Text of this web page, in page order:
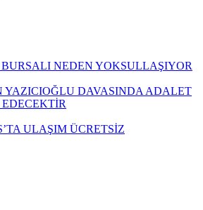
NEDEN YOKSULLAŞIYOR
YAZICIOĞLU DAVASINDA ADALET
ULAŞIM ÜCRETSİZ